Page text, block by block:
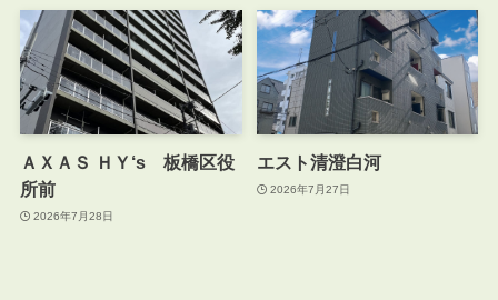
ＡＸＡＳ ＨＹ‘s 板橋区役
所前
2026年7月28日
エスト清澄白河
2026年7月27日